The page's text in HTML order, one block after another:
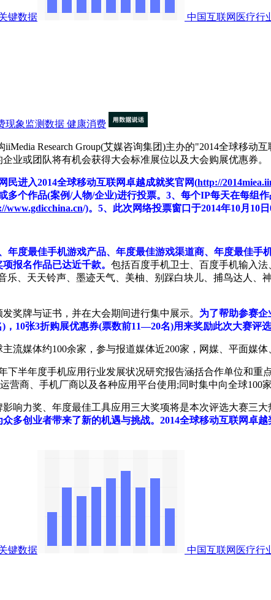
键数据 中国互联网医疗行
现象监测数据 健康消费
Research Group(艾媒咨询集团)主办的"2014全球移动
业或团队将有机会获得大会标准展位以及大会购展优惠券。
民进入2014全球移动互联网卓越成就奖官网(http://
个作品(案例/人物/企业)进行投票。3、每个IP每天在每组
www.gdicchina.cn/)。5、此次网络投票窗口于2014年10月10日
度最佳手机游戏产品、年度最佳游戏渠道商、年度最佳手
报名作品已达近千款。 包括百度手机卫士、百度手机输入
、天天铃声、墨迹天气、美柚、别踩白块儿、捕鸟达人、
牌与证书，并在大会期间进行集中展示。 为了帮助参赛
10张3折购展优惠券(票数前11—20名)用来奖励此次大赛评
媒体约100余家，参与报道媒体近200家，网媒、平面媒体
半年度手机应用行业发展状况研究报告涵括合作单位和重
营商、手机厂商以及各种应用平台使用;同时集中向全球100
力奖、年度最佳工具应用三大奖项将是本次评选大赛三大
多创业者带来了新的机遇与挑战。2014全球移动互联网卓
键数据 中国互联网医疗行